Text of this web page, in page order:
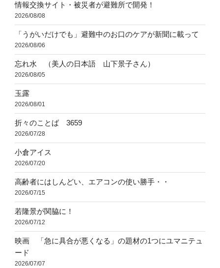
情報交換サイト・被災者が避難所で開発！
2026/08/08
「うがいだけでも」避難中のお口のケアが新聞に載って
2026/08/06
忘れ水 （美人の日本語 山下景子さん）
2026/08/05
玉露
2026/08/01
折々のことば 3659
2026/07/28
小倉アイス
2026/07/20
高齢者にはしんどい、エアコンの使い勝手・・
2026/07/15
若隆景が関脇に！
2026/07/12
映画 「急に具合が悪くなる」の題材の1つにユマニテュ
ード
2026/07/07